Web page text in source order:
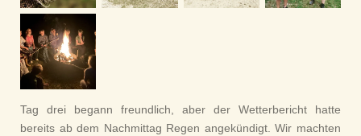
Tag drei begann freundlich, aber der Wetterbericht hatte
bereits ab dem Nachmittag Regen angekündigt. Wir machten